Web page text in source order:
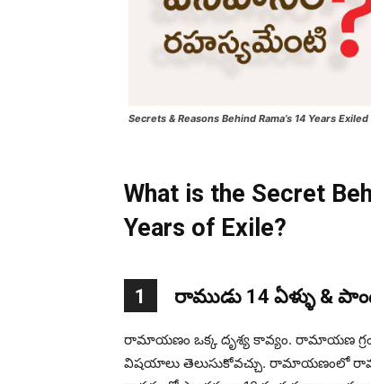
Secrets & Reasons Behind Rama’s 14 Years Exiled
What is the Secret
Years of Exile?
1 రాముడు 14 ఏళ్ళు &
రామాయణం ఒక్క దృశ్య కావ్యం. రామాయణ
విషయాలు తెలుసుకోవచ్చు. రామాయణంలో